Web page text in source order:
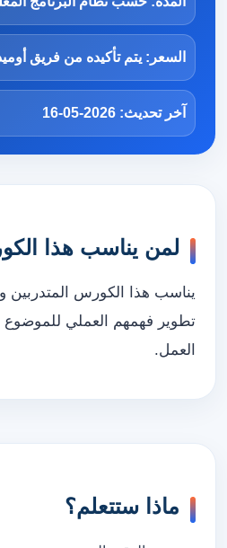
السعر: يتم تأكيده من فريق
آخر تحديث: 2026-05-16
لمن يناسب هذا
يناسب هذا الكورس المتدربين
تطوير فهمهم العملي
العمل.
ماذا ستتعلم؟